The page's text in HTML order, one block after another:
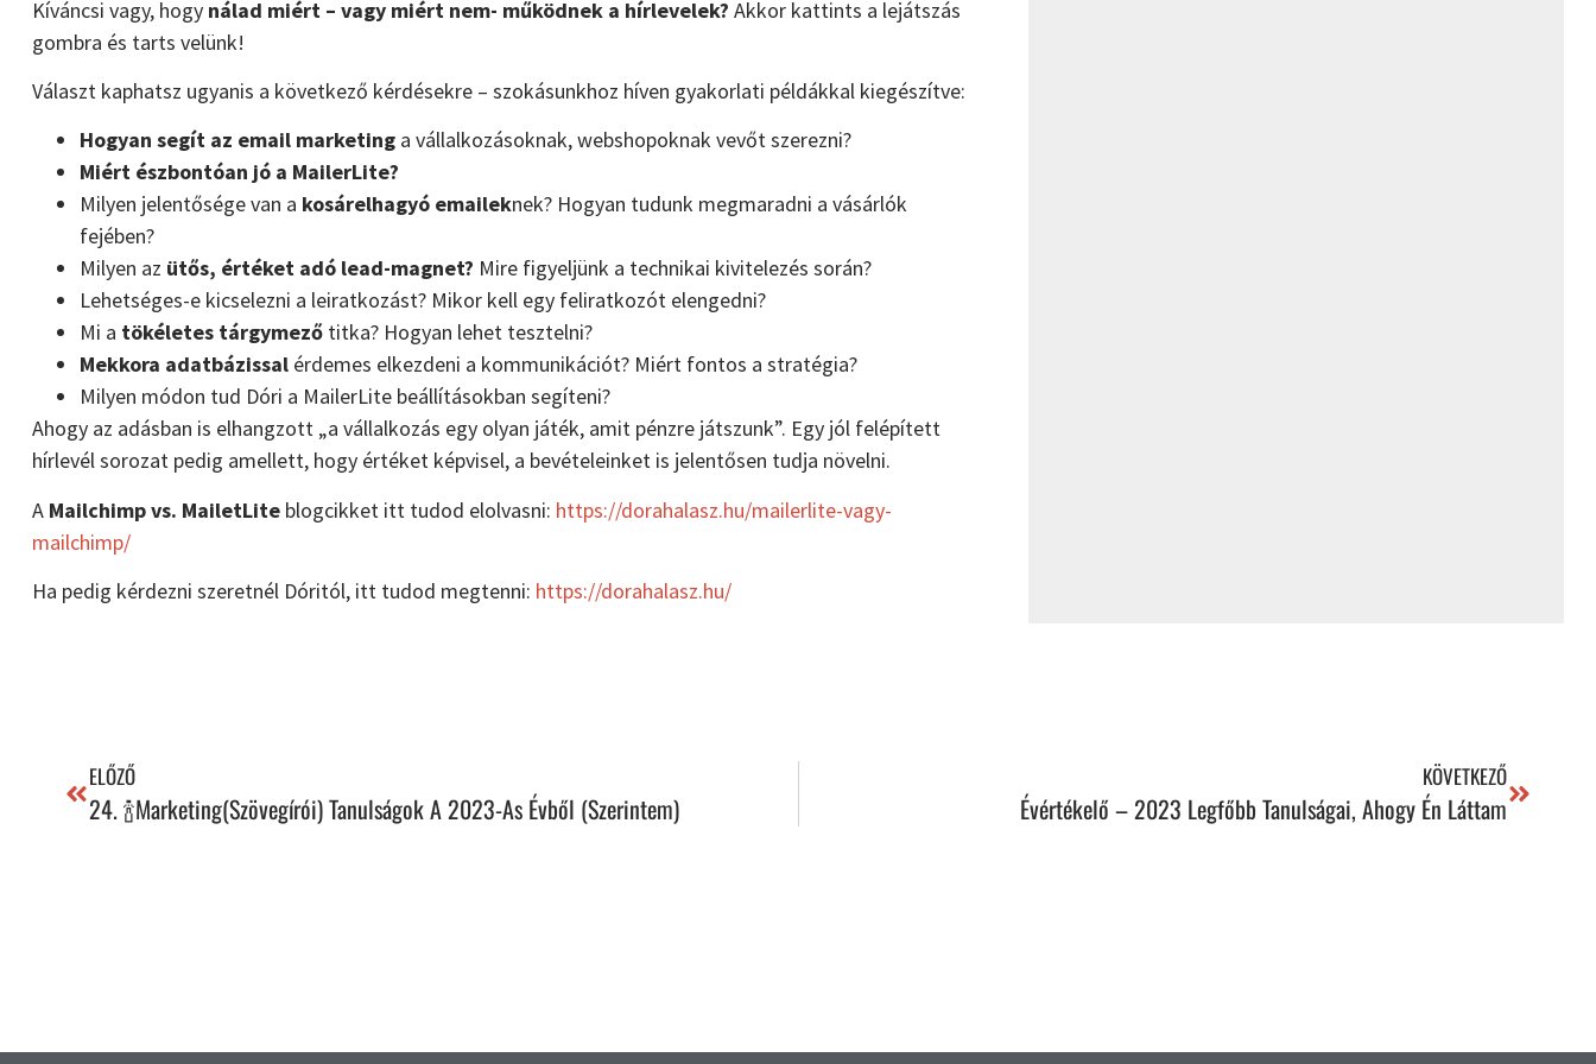
Kíváncsi vagy, hogy nálad miért – vagy miért nem- működnek a hírlevelek? Akkor kattints a lejátszás
gombra és tarts velünk!
Választ kaphatsz ugyanis a következő kérdésekre – szokásunkhoz híven gyakorlati példákkal kiegészítve:
Hogyan segít az email marketinga vállalkozásoknak, webshopoknak vevőt szerezni?
Miért észbontóan jó a MailerLite?
Milyen jelentősége van a kosárelhagyó emaileknek? Hogyan tudunk megmaradni a vásárlók
fejében?
Milyen az ütős, értéket adó lead-magnet? Mire figyeljünk a technikai kivitelezés során?
Lehetséges-e kicselezni a leiratkozást? Mikor kell egy feliratkozót elengedni?
Mi a tökéletes tárgymezőtitka? Hogyan lehet tesztelni?
Mekkora adatbázissal érdemes elkezdeni a kommunikációt? Miért fontos a stratégia?
Milyen módon tud Dóri a MailerLite beállításokban segíteni?
Ahogy az adásban is elhangzott „a vállalkozás egy olyan játék, amit pénzre játszunk”. Egy jól felépített
hírlevél sorozat pedig amellett, hogy értéket képvisel, a bevételeinket is jelentősen tudja növelni.
AMailchimp vs. MailetLiteblogcikket itt tudod elolvasni: ⁠https://dorahalasz.hu/mailerlite-vagy-
mailchimp/⁠
Ha pedig kérdezni szeretnél Dóritól, itt tudod megtenni: ⁠https://dorahalasz.hu/⁠
ELŐZŐ
24. 🍾Marketing(szövegírói) Tanulságok A 2023-As Évből (szerintem)
KÖVETKEZŐ
Évértékelő – 2023 Legfőbb Tanulságai, Ahogy Én Láttam